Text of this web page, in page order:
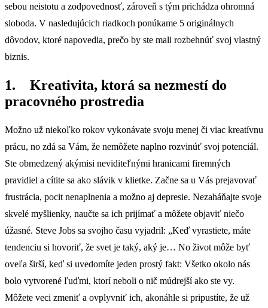
sebou neistotu a zodpovednosť, zároveň s tým prichádza ohromná
sloboda. V nasledujúcich riadkoch ponúkame 5 originálnych
dôvodov, ktoré napovedia, prečo by ste mali rozbehnúť svoj vlastný
biznis.
1. Kreativita, ktorá sa nezmestí do
pracovného prostredia
Možno už niekoľko rokov vykonávate svoju menej či viac kreatívnu
prácu, no zdá sa Vám, že nemôžete naplno rozvinúť svoj potenciál.
Ste obmedzený akýmisi neviditeľnými hranicami firemných
pravidiel a cítite sa ako slávik v klietke. Začne sa u Vás prejavovať
frustrácia, pocit nenaplnenia a možno aj depresie. Nezaháňajte svoje
skvelé myšlienky, naučte sa ich prijímať a môžete objaviť niečo
úžasné. Steve Jobs sa svojho času vyjadril: „Keď vyrastiete, máte
tendenciu si hovoriť, že svet je taký, aký je… No život môže byť
oveľa širší, keď si uvedomíte jeden prostý fakt: Všetko okolo nás
bolo vytvorené ľuďmi, ktorí neboli o nič múdrejší ako ste vy.
Môžete veci zmeniť a ovplyvniť ich, akonáhle si pripustíte, že už